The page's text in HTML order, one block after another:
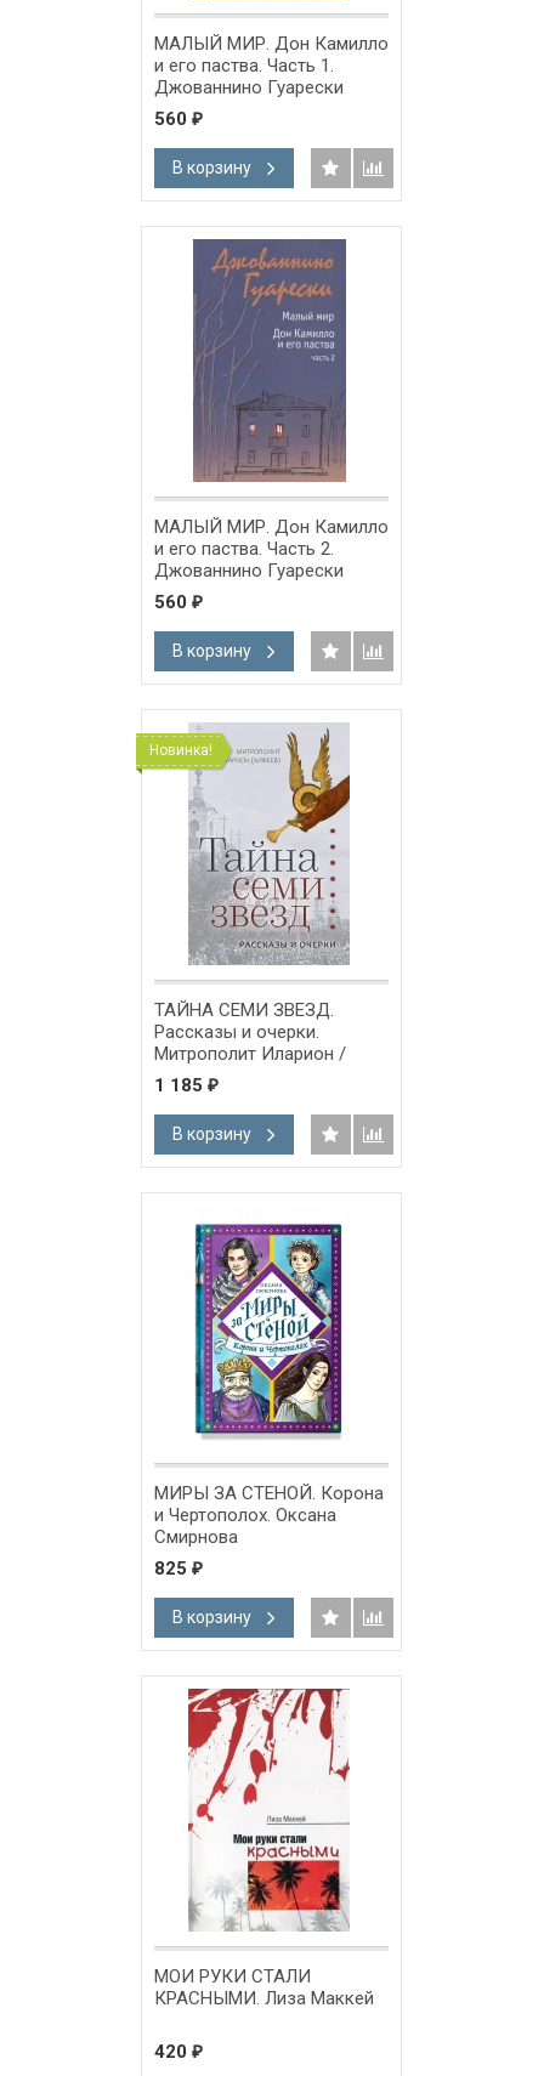
МАЛЫЙ МИР. Дон Камилло
и его паства. Часть 1.
Джованнино Гуарески
560 ₽
В корзину
МАЛЫЙ МИР. Дон Камилло
и его паства. Часть 2.
Джованнино Гуарески
560 ₽
В корзину
Новинка!
ТАЙНА СЕМИ ЗВЕЗД.
Рассказы и очерки.
Митрополит Иларион /
Алфеев/
1 185 ₽
В корзину
МИРЫ ЗА СТЕНОЙ. Корона
и Чертополох. Оксана
Смирнова
825 ₽
В корзину
МОИ РУКИ СТАЛИ
КРАСНЫМИ. Лиза Маккей
420 ₽